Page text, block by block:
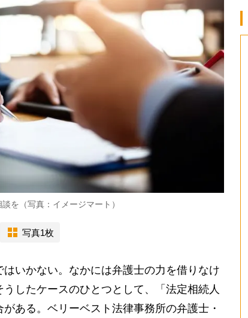
を（写真：イメージマート）
写真1枚
いかない。なかには弁護士の力を借りなけ
したケースのひとつとして、「法定相続人
ある。ベリーベスト法律事務所の弁護士・